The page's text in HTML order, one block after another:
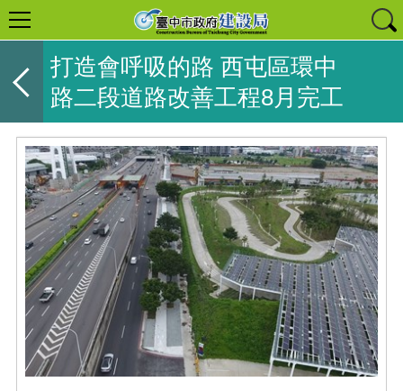
打造會呼吸的路 西屯區環中
路二段道路改善工程8月完工